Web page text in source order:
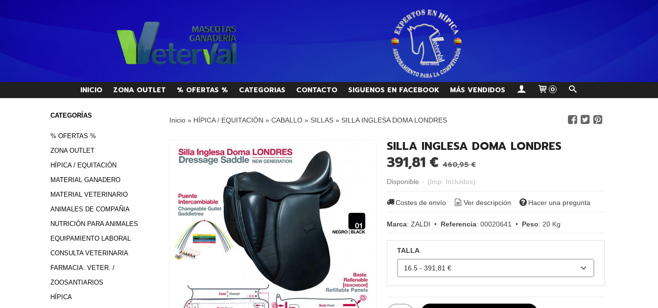
INICIO ZONA OUTLET % OFERTAS % CATEGORIAS CONTACTO SIGUENOS EN FACEBOOK MÁS VENDIDOS 0
CATEGORÍAS
% OFERTAS %
ZONA OUTLET
HÍPICA / EQUITACIÓN
MATERIAL GANADERO
MATERIAL VETERINARIO
ANIMALES DE COMPAÑIA
NUTRICIÓN PARA ANIMALES
EQUIPAMIENTO LABORAL
CONSULTA VETERINARIA
FARMACIA. VETER. /
ZOOSANTIARIOS
HÍPICA
Inicio» HÍPICA / EQUITACIÓN » CABALLO» SILLAS» SILLA INGLESA DOMA LONDRES
SILLA INGLESA DOMA LONDRES
391,81 € 460,95 €
Disponible - (Imp. Incluidos)
Costes de envío Ver descripción Hacer una pregunta
Marca: ZALDI • Referencia: 00020641 • Peso: 20 Kg
TALLA